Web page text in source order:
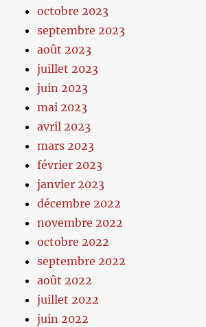
octobre 2023
septembre 2023
août 2023
juillet 2023
juin 2023
mai 2023
avril 2023
mars 2023
février 2023
janvier 2023
décembre 2022
novembre 2022
octobre 2022
septembre 2022
août 2022
juillet 2022
juin 2022